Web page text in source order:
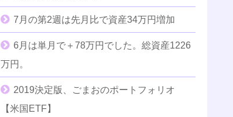
7月の第2週は先月比で資産34万円増加
6月は単月で＋78万円でした。総資産1226
万円。
2019決定版、ごまおのポートフォリオ
【米国ETF】